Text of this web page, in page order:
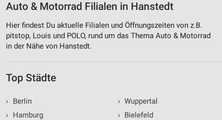
Auto & Motorrad Filialen in Hanstedt
Hier findest Du aktuelle Filialen und Öffnungszeiten von z.B.
pitstop, Louis und POLO, rund um das Thema Auto & Motorrad
in der Nähe von Hanstedt.
Top Städte
›
Berlin
›
Hamburg
› Wuppertal
› Bielefeld